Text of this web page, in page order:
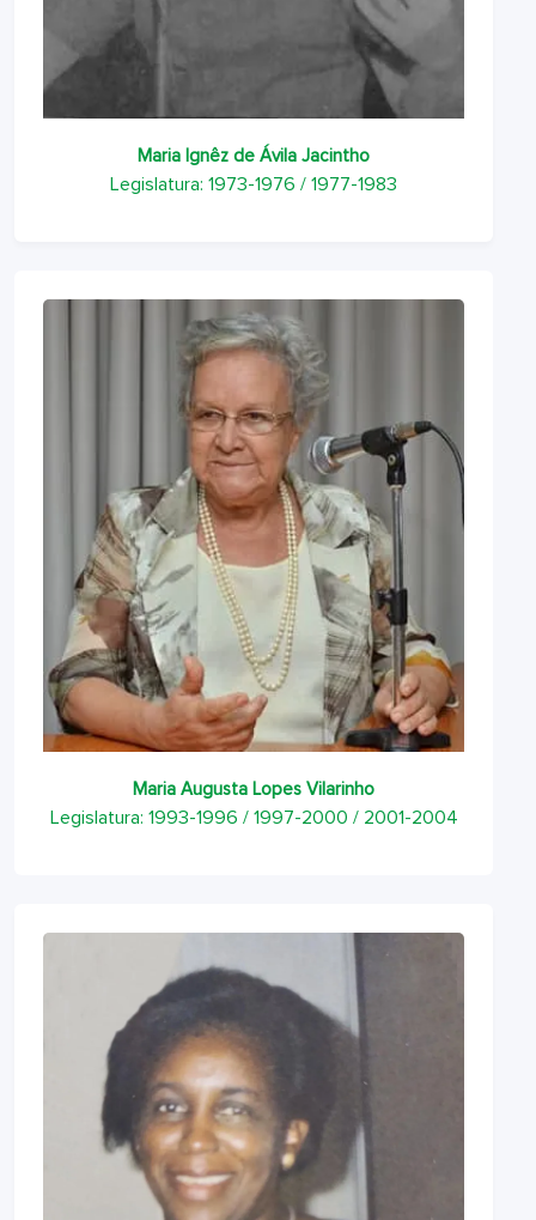
Maria Ignêz de Ávila Jacintho
Legislatura: 1973-1976 / 1977-1983
Maria Augusta Lopes Vilarinho
Legislatura: 1993-1996 / 1997-2000 / 2001-2004